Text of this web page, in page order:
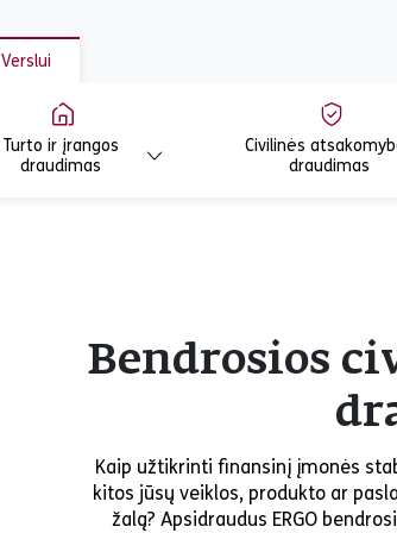
Verslui
Turto ir įrangos
draudimas
Civilinės
draudimas
Bendrosios
Kaip užtikrinti finansinį įmonės
kitos jūsų veiklos, produkto ar
žalą? Apsidraudus ERGO